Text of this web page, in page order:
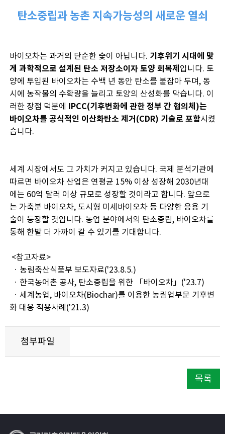
탄소중립과 농촌 지속가능성의 새로운 열쇠
바이오차는 과거의 단순한 숯이 아닙니다. 기후위기 시대에 맞
게 과학적으로 설계된 탄소 저장소이자 토양 회복제 입니다. 토
양에 투입된 바이오차는 수백 년 동안 탄소를 붙잡아 두며, 동
시에 농작물의 수확량을 늘리고 토양의 산성화를 막습니다. 이
러한 장점 덕분에 IPCC(기후변화에 관한 정부 간 협의체)는
바이오차를 공식적인 이산화탄소 제거(CDR) 기술로 포함시켰
습니다.
세계 시장에서도 그 가치가 커지고 있습니다. 국제 분석기관에
따르면 바이오차 산업은 연평균 15% 이상 성장해 2030년대
에는 60억 달러 이상 규모로 성장할 것이라고 합니다. 앞으로
는 가축분 바이오차, 도시형 미세바이오차 등 다양한 응용 기
술이 등장할 것입니다. 농업 분야에서의 탄소중립, 바이오차를
통해 한발 더 가까이 갈 수 있기를 기대합니다.
<참고자료>
· 농림축산식품부 보도자료('23.8.5.)
· 한국농어촌 공사, 탄소중립을 위한 「바이오차」('23.7)
· 세계농업, 바이오차(Biochar)를 이용한 농림업부문 기후변
화 대응 적용사례('21.3)
첨부파일
목록